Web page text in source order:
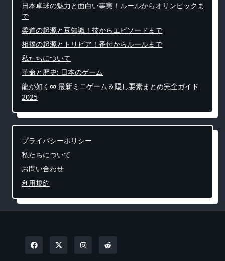
日本卓球の魅力と面白い事実！ルールからオリンピックま
で
柔道の起源と豆知識！技からエピソードまで
相撲の起源とトリビア！番付からルールまで
私たちについて
革命と歴史: 日本のゲーム
龍が如く∞ 最新ミニゲーム＆隠し要素まとめ完全ガイド
2025
プライバシーポリシー
私たちについて
お問い合わせ
利用規約